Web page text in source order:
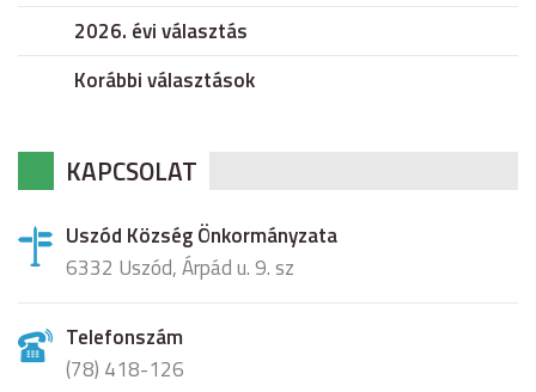
2026. évi választás
Korábbi választások
KAPCSOLAT
Uszód Község Önkormányzata
6332 Uszód, Árpád u. 9. sz
Telefonszám
(78) 418-126